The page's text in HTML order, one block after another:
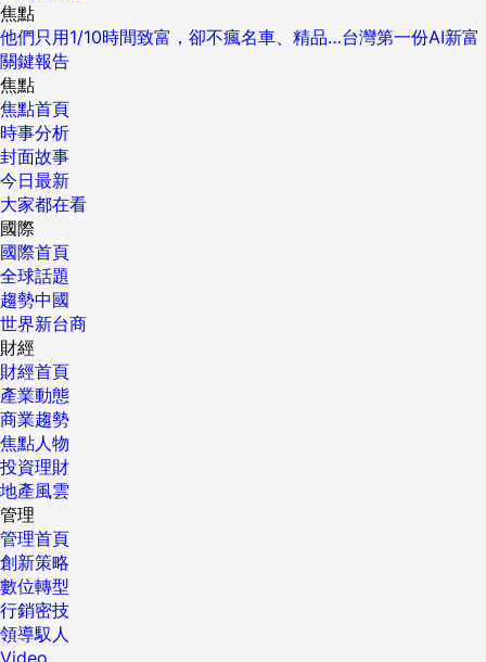
焦點
他們只用1/10時間致富，卻不瘋名車、精品…台灣第一份AI新富
關鍵報告
焦點
焦點首頁
時事分析
封面故事
今日最新
大家都在看
國際
國際首頁
全球話題
趨勢中國
世界新台商
財經
財經首頁
產業動態
商業趨勢
焦點人物
投資理財
地產風雲
管理
管理首頁
創新策略
數位轉型
行銷密技
領導馭人
Video